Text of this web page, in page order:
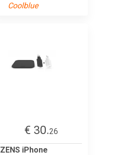
Coolblue
€ 30.26
ZENS iPhone